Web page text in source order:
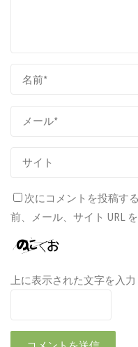
次にコメントを投稿す
前、メール、サイト URL を
上に表示された文字を入力